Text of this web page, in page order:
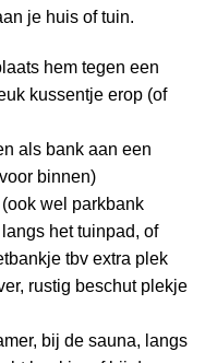
je huis of tuin.
hem tegen een
kussentje erop (of
als bank aan een
binnen)
wel parkbank
het tuinpad, of
tbv extra plek
rustig beschut plekje
bij de sauna, langs